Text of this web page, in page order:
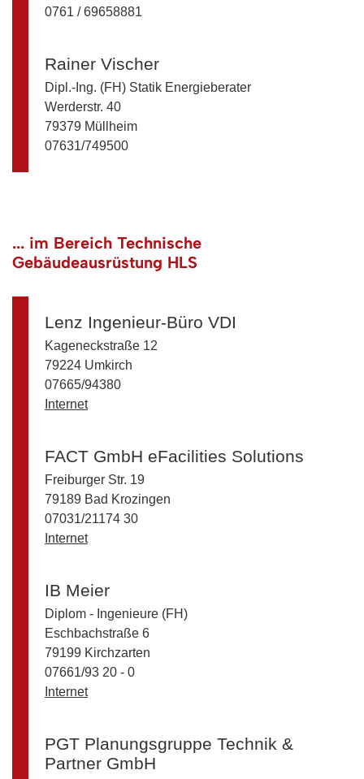
0761 / 69658881
Rainer Vischer
Dipl.-Ing. (FH) Statik Energieberater
Werderstr. 40
79379 Müllheim
07631/749500
... im Bereich Technische
Gebäudeausrüstung HLS
Lenz Ingenieur-Büro VDI
Kageneckstraße 12
79224 Umkirch
07665/94380
Internet
FACT GmbH eFacilities Solutions
Freiburger Str. 19
79189 Bad Krozingen
07031/21174 30
Internet
IB Meier
Diplom - Ingenieure (FH)
Eschbachstraße 6
79199 Kirchzarten
07661/93 20 - 0
Internet
PGT Planungsgruppe Technik &
Partner GmbH